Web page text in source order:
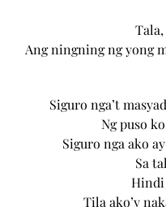
Ang ningning ng yong
Siguro nga’t
Ng puso
Siguro nga ako
Sa
Tila ako’y